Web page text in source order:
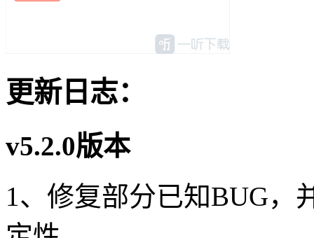
更新日志：
v5.2.0版本
1、修复部分已知BUG，